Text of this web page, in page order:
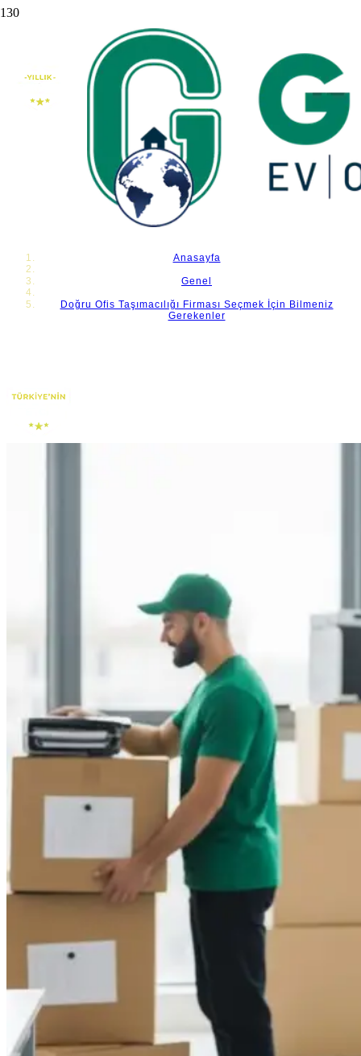
Doğru Ofis Taşımacılığı Firması Seçmek İçin
Bilmeniz Gerekenler
Anasayfa
Genel
Doğru Ofis Taşımacılığı Firması Seçmek İçin Bilmeniz
Gerekenler